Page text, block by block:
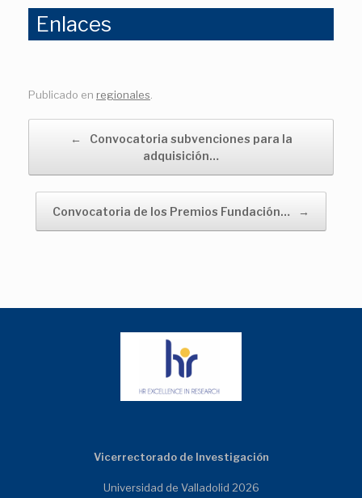
Enlaces
Publicado en regionales
←
Convocatoria subvenciones para la
adquisición…
Convocatoria de los Premios Fundación… →
Vicerrectorado de Investigación
Universidad de Valladolid 2026